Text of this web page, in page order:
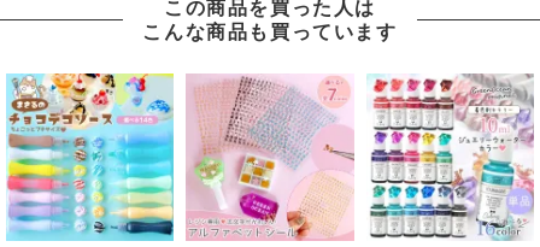
この商品を買った人は
こんな商品も買っています